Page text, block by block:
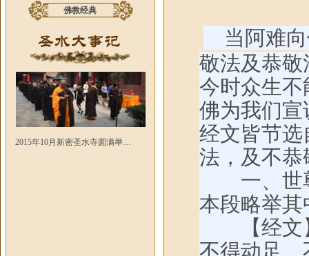
佛教经典
2015年10月新密圣水寺圆满举…
当阿难向
敬法及恭敬
今时众生不
佛为我们
经文皆节
法，及不
一、世尊
本段略举
【经文】
不得动足